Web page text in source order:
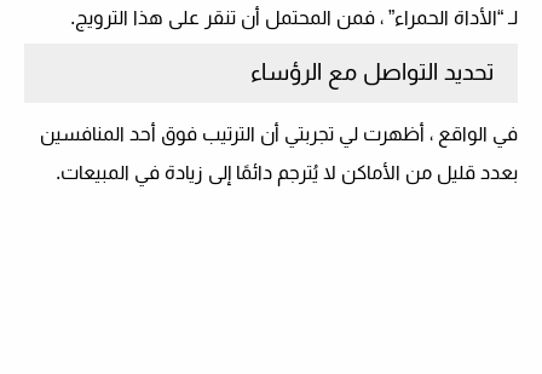
لـ “الأداة الحمراء” ، فمن المحتمل أن تنقر على هذا الترويج.
تحديد التواصل مع الرؤساء
في الواقع ، أظهرت لي تجربتي أن الترتيب فوق أحد المنافسين
بعدد قليل من الأماكن لا يُترجم دائمًا إلى زيادة في المبيعات.